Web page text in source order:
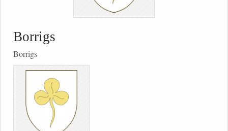
Borrigs
Borrigs